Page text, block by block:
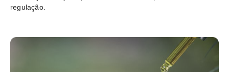
regulação.